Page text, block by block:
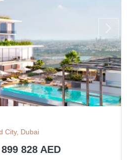
City, Dubai
828 AED